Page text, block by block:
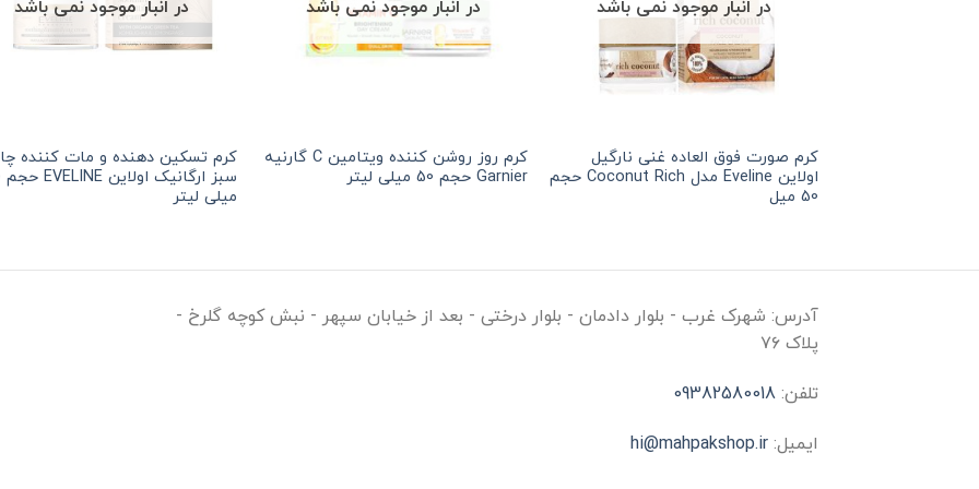
در انبار موجود نمی باشد
کرم صورت فوق العاده غنی نارگیل
اولاین Eveline مدل Coconut Rich حجم
50 میل
در انبار موجود نمی باشد
کرم روز روشن کننده ویتامین C گارنیه
Garnier حجم 50 میلی لیتر
در انبار موجود نمی باشد
کرم تسکین دهنده و مات کننده
میلی لیتر
هر قسط121,875 هر قسط121,875 تومان خرید قسطی با ترب‌پی بدون کارمزد هر قسط121,875 تومان • خرید قسطی با ترب‌پی بدون کارمزد
آدرس: شهرک غرب - بلوار دادمان - بلوار درختی - بعد از خیابان سپهر - نبش کوچه گلرخ -
پلاک ۷۶
تلفن: 09382580018
ایمیل: hi@mahpakshop.ir